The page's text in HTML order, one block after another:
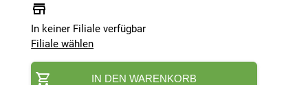
In keiner Filiale verfügbar
Filiale wählen
IN DEN WARENKORB